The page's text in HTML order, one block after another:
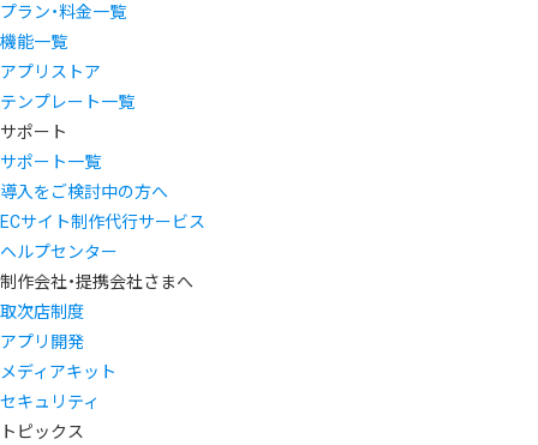
プラン・料金一覧
機能一覧
アプリストア
テンプレート一覧
サポート
サポート一覧
導入をご検討中の方へ
ECサイト制作代行サービス
ヘルプセンター
制作会社・提携会社さまへ
取次店制度
アプリ開発
メディアキット
セキュリティ
トピックス